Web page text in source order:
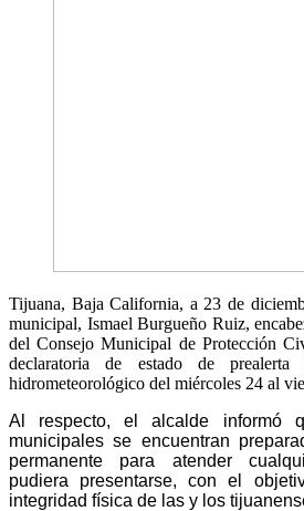
Tijuana, Baja California, a 23 de
municipal, Ismael Burgueño Ruiz,
del Consejo Municipal de Protección
declaratoria de estado de
hidrometeorológico del miércoles 24 al
Al respecto, el alcalde informó
municipales se encuentran
permanente para atender
pudiera presentarse, con el
integridad física de las y los